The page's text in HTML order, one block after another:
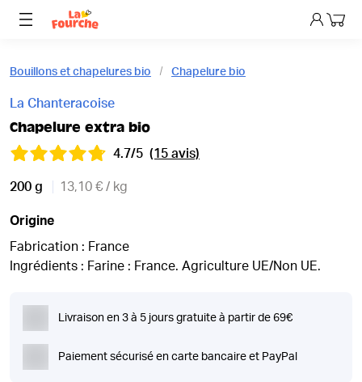
Mon
Bouillons et chapelures bio Chapelure bio
La Chanteracoise
Chapelure extra bio
4.7/5 (15 avis)
200 g 13,10 € / kg
Origine
Fabrication : France
Ingrédients : Farine : France. Agriculture UE/Non UE.
Livraison en 3 à 5 jours gratuite à partir de 69€
Paiement sécurisé en carte bancaire et PayPal